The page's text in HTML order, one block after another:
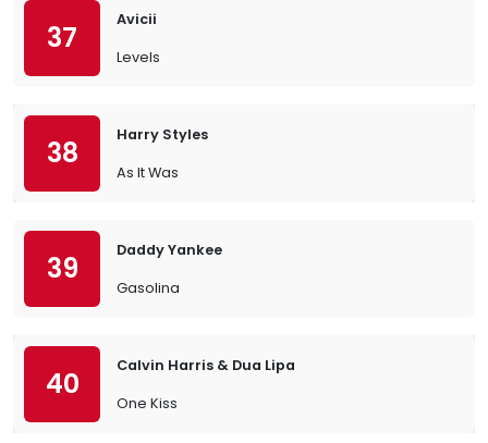
37
Avicii
Levels
38
Harry Styles
As It Was
39
Daddy Yankee
Gasolina
40
Calvin Harris & Dua Lipa
One Kiss